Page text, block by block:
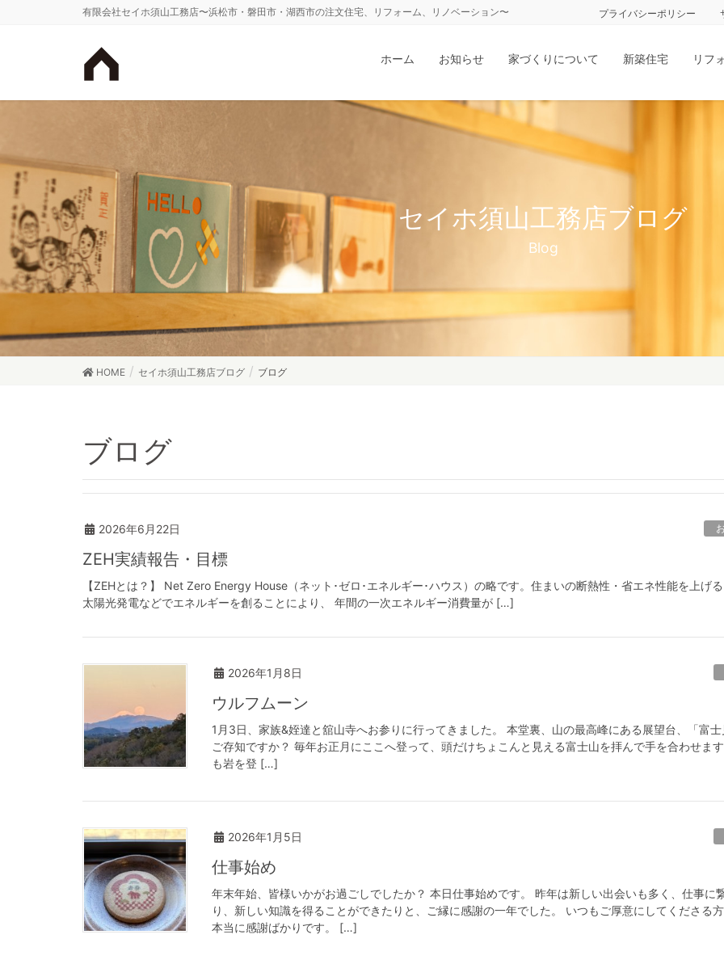
有限会社セイホ須山工務店〜浜松市・磐田市・湖西市の注文住宅、リフォーム、リノベーション〜 プライバシーポリシー
ホーム お知らせ 家づくりについて 新築住宅 リフ
セイホ須山工務店ブログ
Blog
HOME セイホ須山工務店ブログ ブログ
ブログ
2026年6月22日
ZEH実績報告・目標
【ZEHとは？】 Net Zero Energy House（ネット･ゼロ･エネルギー･ハウス）の略です。住まいの断熱性・省エネ性能を上げる
太陽光発電などでエネルギーを創ることにより、 年間の一次エネルギー消費量が […]
2026年1月8日
ウルフムーン
1月3日、家族&姪達と舘山寺へお参りに行ってきました。 本堂裏、山の最高峰にある展望台、「富士
ご存知ですか？ 毎年お正月にここへ登って、頭だけちょこんと見える富士山を拝んで手を合わせま
も岩を登 […]
2026年1月5日
仕事始め
年末年始、皆様いかがお過ごしでしたか？ 本日仕事始めです。 昨年は新しい出会いも多く、仕事に
り、新しい知識を得ることができたりと、ご縁に感謝の一年でした。 いつもご厚意にしてくださる方
本当に感謝ばかりです。 […]